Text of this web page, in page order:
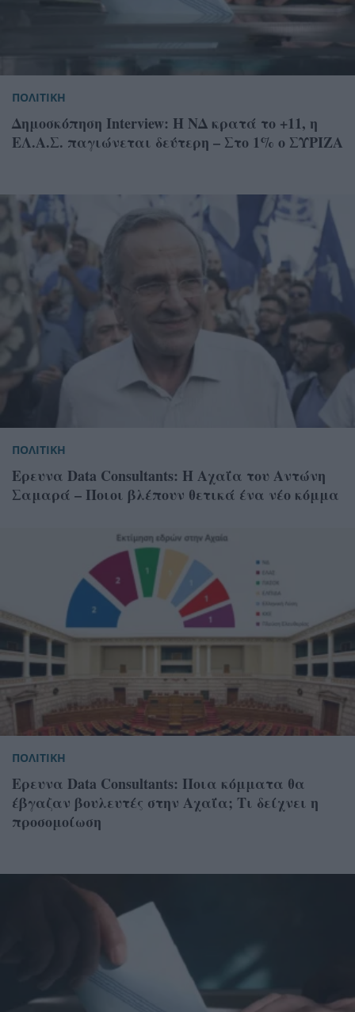
ΠΟΛΙΤΙΚΗ
Δημοσκόπηση Interview: Η ΝΔ κρατά το +11, η
ΕΛ.Α.Σ. παγιώνεται δεύτερη – Στο 1% ο ΣΥΡΙΖΑ
ΠΟΛΙΤΙΚΗ
Ερευνα Data Consultants: Η Αχαΐα του Αντώνη
Σαμαρά – Ποιοι βλέπουν θετικά ένα νέο κόμμα
ΠΟΛΙΤΙΚΗ
Ερευνα Data Consultants: Ποια κόμματα θα
έβγαζαν βουλευτές στην Αχαΐα; Τι δείχνει η
προσομοίωση